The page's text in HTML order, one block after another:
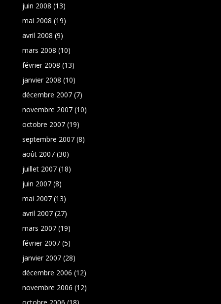
juin 2008 (13)
mai 2008 (19)
avril 2008 (9)
mars 2008 (10)
février 2008 (13)
janvier 2008 (10)
décembre 2007(7)
novembre 2007(10)
octobre 2007(19)
septembre 2007(8)
août 2007(30)
juillet 2007(18)
juin 2007(8)
mai 2007(13)
avril 2007(27)
mars 2007(19)
février 2007(5)
janvier 2007(28)
décembre 2006 (12)
novembre 2006 (12)